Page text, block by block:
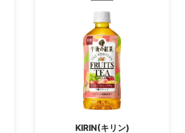
KIRIN(キリン)